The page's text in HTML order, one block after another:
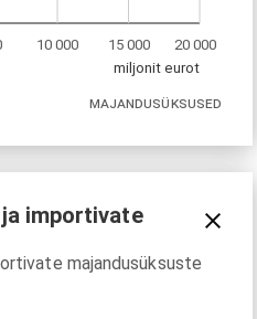
10 000 15 000
20 000
miljonit eurot
MAJANDUSÜKSUSED
importivate
majandusüksuste